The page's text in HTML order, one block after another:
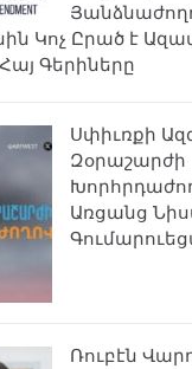
Կոչ Ըրած է
Գերիները
Սփիւռքի
Զօրաշարժի
Առցանց
Ռուբէն